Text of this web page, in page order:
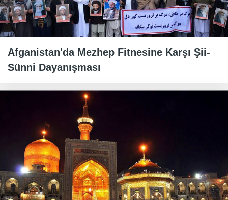
Afganistan'da Mezhep Fitnesine Karşı Şii-
Sünni Dayanışması